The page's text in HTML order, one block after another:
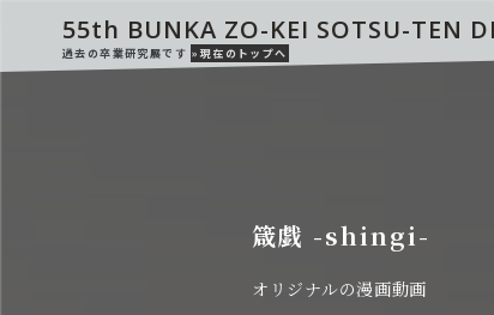
55th BUNKA ZO-KEI SOTSU-TEN
過去の卒業研究展です »現在のトップへ
箴戯 -shingi-
オリジナルの漫画動画